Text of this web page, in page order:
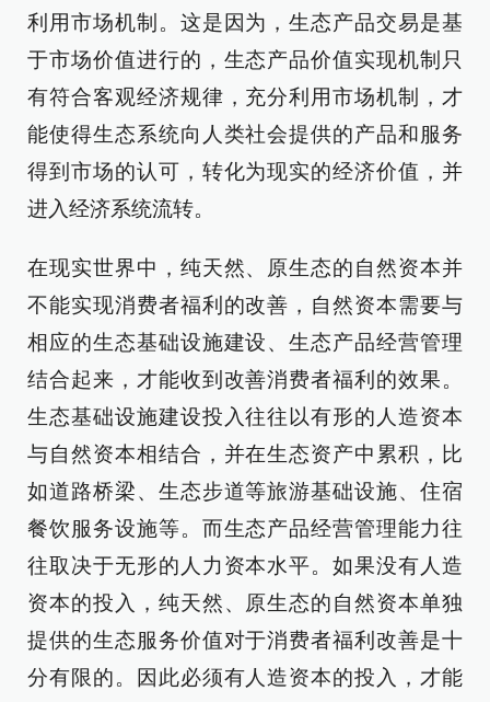
利用市场机制。这是因为，生态产品交易是基
于市场价值进行的，生态产品价值实现机制只
有符合客观经济规律，充分利用市场机制，才
能使得生态系统向人类社会提供的产品和服务
得到市场的认可，转化为现实的经济价值，并
进入经济系统流转。
在现实世界中，纯天然、原生态的自然资本并
不能实现消费者福利的改善，自然资本需要与
相应的生态基础设施建设、生态产品经营管理
结合起来，才能收到改善消费者福利的效果。
生态基础设施建设投入往往以有形的人造资本
与自然资本相结合，并在生态资产中累积，比
如道路桥梁、生态步道等旅游基础设施、住宿
餐饮服务设施等。而生态产品经营管理能力往
往取决于无形的人力资本水平。如果没有人造
资本的投入，纯天然、原生态的自然资本单独
提供的生态服务价值对于消费者福利改善是十
分有限的。因此必须有人造资本的投入，才能